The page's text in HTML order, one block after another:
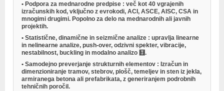
• Podpora za mednarodne predpise : več kot 40 vgrajenih
izračunskih kod, vključno z evrokodi, ACI, ASCE, AISC, CSA in
mnogimi drugimi. Popolno za delo na mednarodnih ali javnih
projektih.
• Statistične, dinamične in seizmične analize : upravlja linearne
in nelinearne analize, push-over, odzivni spekter, vibracije,
nestabilnost, buckling in modalno analizo 🧮.
• Samodejno preverjanje strukturnih elementov : Izračun in
dimenzioniranje tramov, stebrov, plošč, temeljev in sten iz jekla,
armiranega betona ali prefabrikata, z generiranjem podrobnih
tehničnih poročil.